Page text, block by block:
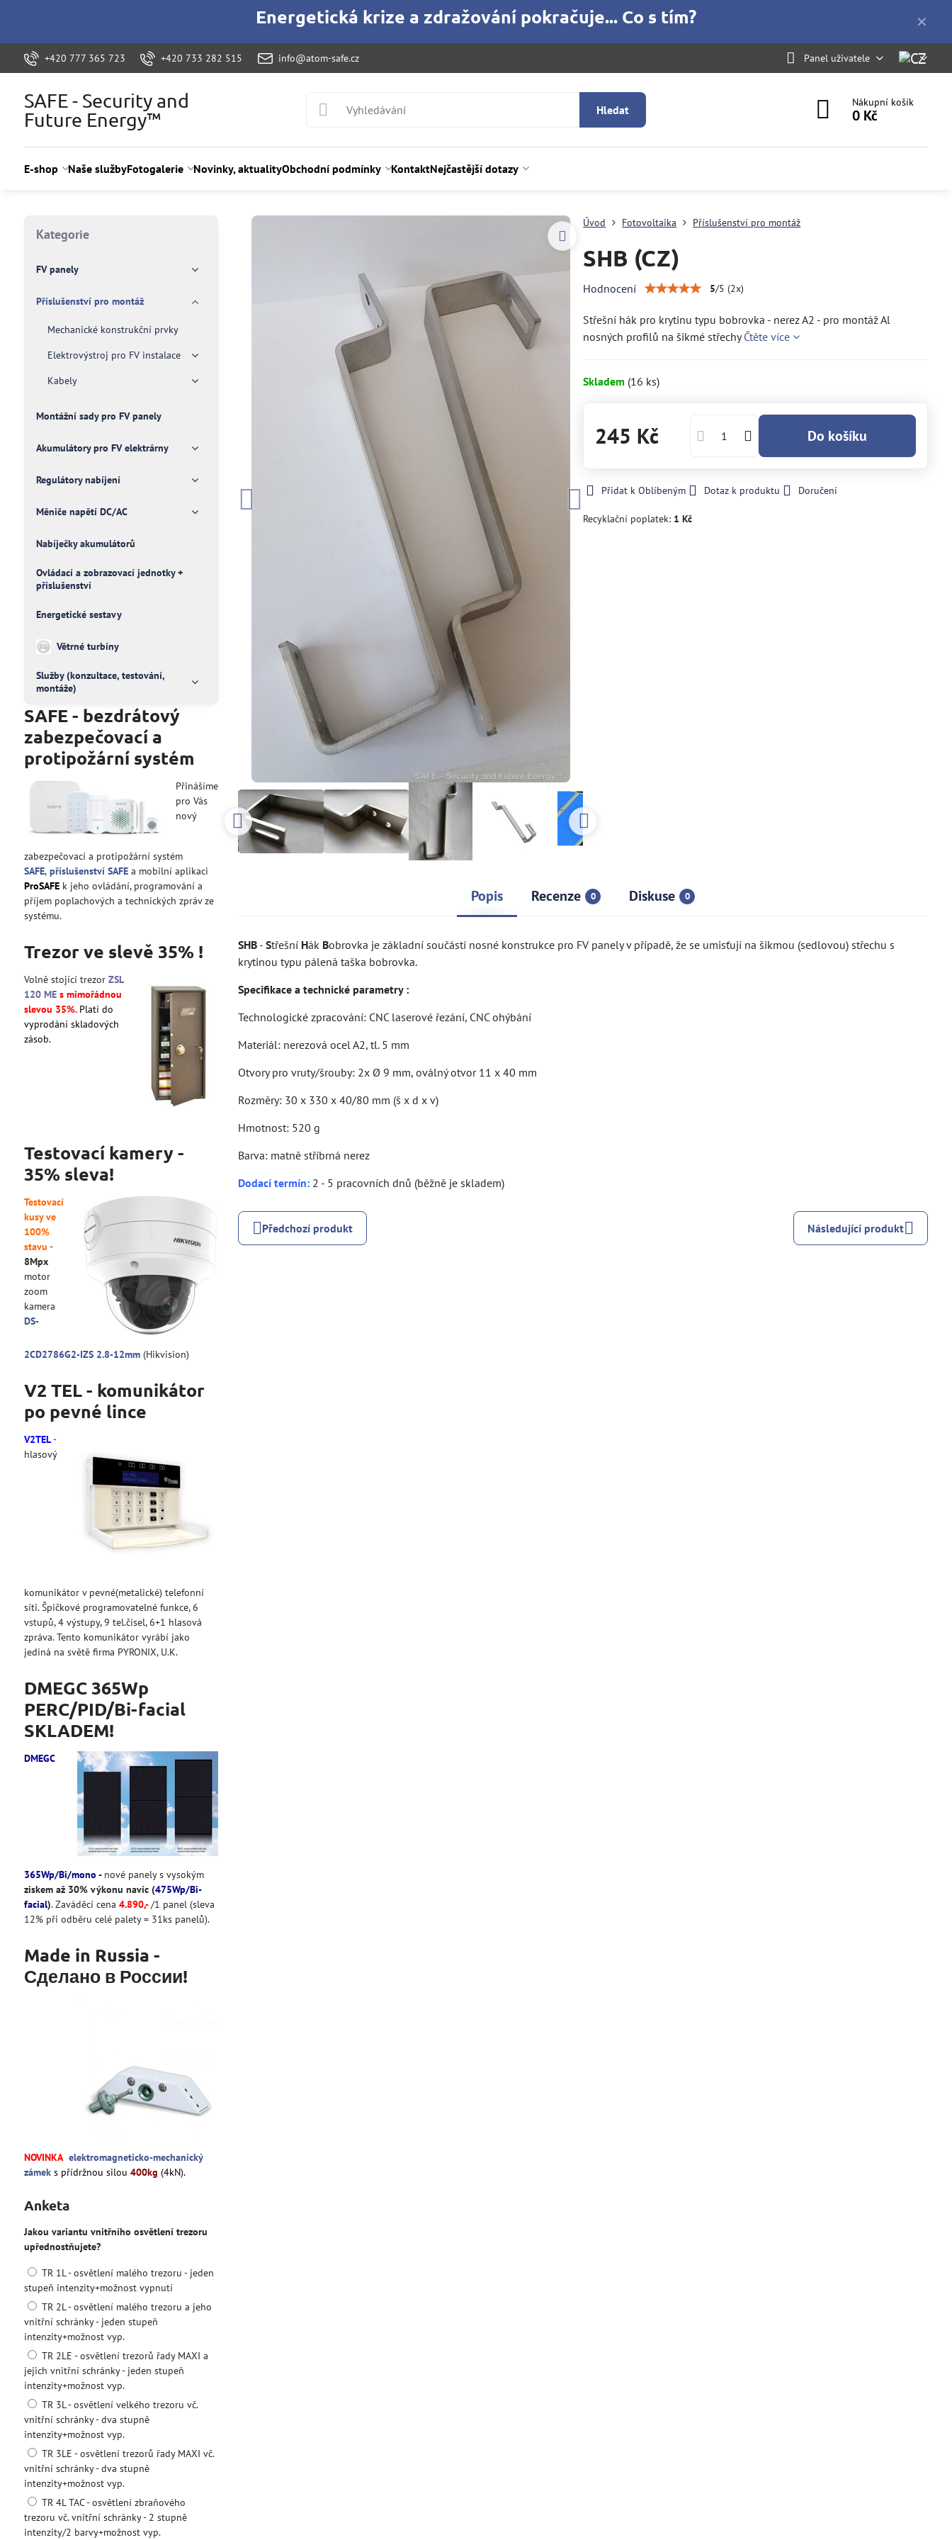
✕
Energetická krize a zdražování pokračuje... Co s tím?
+420 777 365 723 +420 733 282 515 info@atom-safe.cz Panel uživatele
SAFE - Security and
Future Energy™
Hledat
Nákupní košík
0 Kč
E-shop Naše službyFotogalerie Novinky, aktualityObchodní podmínky KontaktNejčastější dotazy
Úvod Fotovoltaika Příslušenství pro montáž
SHB (CZ)
Hodnocení 5/5 (2x)
Střešní hák pro krytinu typu bobrovka - nerez A2 - pro montáž Al
nosných profilů na šikmé střechyČtěte více
Skladem (16 ks)
245 Kč Do košíku
Přidat k Oblíbeným Dotaz k produktu Doručení
Recyklační poplatek: 1 Kč
Popis Recenze 0 Diskuse 0
SHB -Střešní Hák Bobrovka je základní součástí nosné konstrukce pro FV panely v případě, že se umisťují na šikmou (sedlovou) střechu s
krytinou typu pálená taška bobrovka.
Specifikace a technické parametry :
Technologické zpracování: CNC laserové řezání, CNC ohýbání
Materiál: nerezová ocel A2, tl. 5 mm
Otvory pro vruty/šrouby: 2x Ø 9 mm, oválný otvor 11 x 40 mm
Rozměry: 30 x 330 x 40/80 mm (š x d x v)
Hmotnost: 520 g
Barva: matně stříbrná nerez
Dodací termín: 2 - 5 pracovních dnů (běžně je skladem)
Předchozí produkt Následující produkt
Kategorie
FV panely
Příslušenství pro montáž
Mechanické konstrukční prvky
Elektrovýstroj pro FV instalace
Kabely
Montážní sady pro FV panely
Akumulátory pro FV elektrárny
Regulátory nabíjení
Měniče napětí DC/AC
Nabíječky akumulátorů
Ovládací a zobrazovací jednotky +
příslušenství
Energetické sestavy
Větrné turbíny
Služby (konzultace, testování,
montáže)
SAFE - bezdrátový
zabezpečovací a
protipožární systém
Přinášíme
pro Vás
nový
zabezpečovací a protipožární systém
SAFE, příslušenství SAFEa mobilní aplikaci
ProSAFEk jeho ovládání, programování a
příjem poplachových a technických zpráv ze
systému.
Trezor ve slevě 35% !
Volně stojící trezor ZSL
120 ME s mimořádnou
slevou 35%. Platí do
vyprodání skladových
zásob.
Testovací kamery -
35% sleva!
Testovací
kusy ve
100%
stavu -
8Mpx
motor
zoom
kamera
DS-
2CD2786G2-IZS 2.8-12mm (Hikvision)
V2 TEL - komunikátor
po pevné lince
V2TEL-
hlasový
komunikátor v pevné(metalické) telefonní
síti. Špičkové programovatelné funkce, 6
vstupů, 4 výstupy, 9 tel.čísel, 6+1 hlasová
zpráva. Tento komunikátor vyrábí jako
jediná na světě firma PYRONIX, U.K.
DMEGC 365Wp
PERC/PID/Bi-facial
SKLADEM!
DMEGC
365Wp/Bi/mono - nové panely s vysokým
ziskem až 30% výkonu navíc (475Wp/Bi-
facial). Zaváděcí cena 4.890,-/1 panel (sleva
12% při odběru celé palety = 31ks panelů).
Made in Russia -
Сделано в России!
NOVINKA elektromagneticko-mechanický
zámek s přídržnou silou 400kg (4kN).
Anketa
Jakou variantu vnitřního osvětlení trezoru
upřednostňujete?
TR 1L - osvětlení malého trezoru - jeden
stupeň intenzity+možnost vypnutí
TR 2L - osvětlení malého trezoru a jeho
vnitřní schránky - jeden stupeň
intenzity+možnost vyp.
TR 2LE - osvětlení trezorů řady MAXI a
jejich vnitřní schránky - jeden stupeň
intenzity+možnost vyp.
TR 3L - osvětlení velkého trezoru vč.
vnitřní schránky - dva stupně
intenzity+možnost vyp.
TR 3LE - osvětlení trezorů řady MAXI vč.
vnitřní schránky - dva stupně
intenzity+možnost vyp.
TR 4L TAC - osvětlení zbraňového
trezoru vč. vnitřní schránky - 2 stupně
intenzity/2 barvy+možnost vyp.